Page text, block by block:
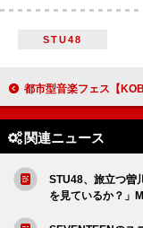
STU48
都市型音楽フェス【KOBE MELLOW CRUISE
関連ニュース
STU48、旅立つ曽
を見ているか？」